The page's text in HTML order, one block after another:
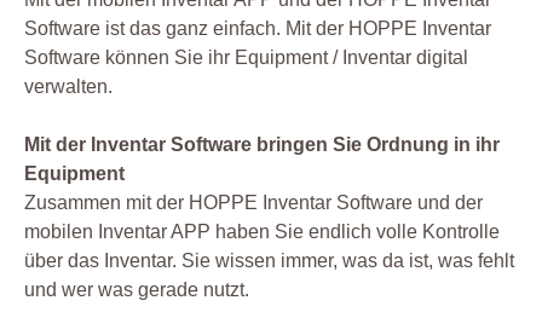
Software ist das ganz einfach. Mit der HOPPE Inventar
Software können Sie ihr Equipment / Inventar digital
verwalten.
Mit der Inventar Software bringen Sie Ordnung in ihr
Equipment
Zusammen mit der HOPPE Inventar Software und der
mobilen Inventar APP haben Sie endlich volle Kontrolle
über das Inventar. Sie wissen immer, was da ist, was fehlt
und wer was gerade nutzt.